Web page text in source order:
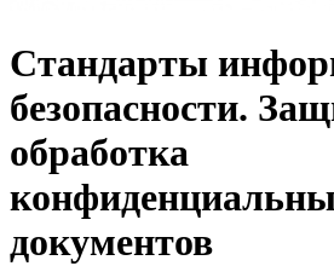
Стандарты
безопасности.
обработка
документов